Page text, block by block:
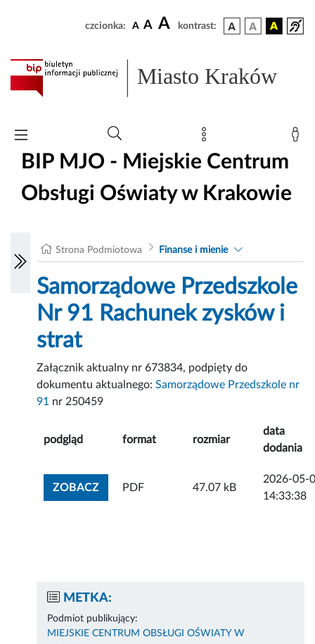
czcionka: A A A kontrast:
Miasto Kraków
BIP MJO - Miejskie Centrum
Obsługi Oświaty w Krakowie
Strona Podmiotowa Finanse i mienie
Samorządowe Przedszkole
Nr 91 Rachunek zysków i
strat
Załącznik aktualny nr 673834, podpięty do
dokumentu aktualnego:Samorządowe Przedszkole nr
91 nr 250459
podgląd format rozmiar
data
dodania
ZOBACZZOBACZ ZAŁĄCZNIK
PDF 47.07 kB
2026-05-
14:33:38
METKA:
Podmiot publikujący:
MIEJSKIE CENTRUM OBSŁUGI OŚWIATY W